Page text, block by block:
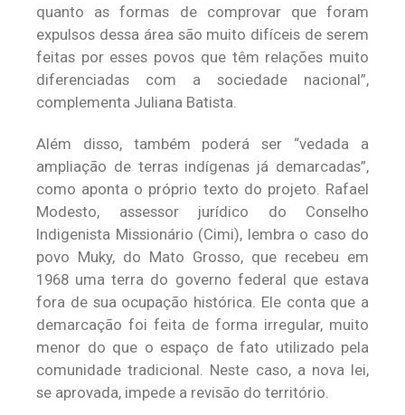
quanto as formas de comprovar que foram
expulsos dessa área são muito difíceis de serem
feitas por esses povos que têm relações muito
diferenciadas com a sociedade nacional”,
complementa Juliana Batista.
Além disso, também poderá ser “vedada a
ampliação de terras indígenas já demarcadas”,
como aponta o próprio texto do projeto. Rafael
Modesto, assessor jurídico do Conselho
Indigenista Missionário (Cimi), lembra o caso do
povo Muky, do Mato Grosso, que recebeu em
1968 uma terra do governo federal que estava
fora de sua ocupação histórica. Ele conta que a
demarcação foi feita de forma irregular, muito
menor do que o espaço de fato utilizado pela
comunidade tradicional. Neste caso, a nova lei,
se aprovada, impede a revisão do território.